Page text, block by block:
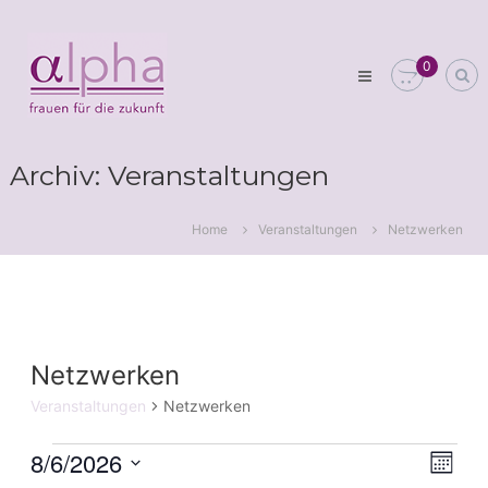
content
alpha
Frauen
für
die
0
Archiv: Veranstaltungen
Home Veranstaltungen Netzwerken
Netzwerken
Veranstaltungen Netzwerken
Veranstaltungen Monat
8/6/2026